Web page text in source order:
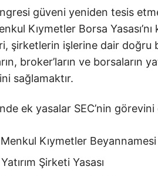
güveni yeniden tesis
Kıymetler Borsa
şirketlerin işlerine dair doğru
broker’ların ve borsaların
sağlamaktır.
ek yasalar SEC’nin
Kıymetler Beyannamesi
Şirketi Yasası